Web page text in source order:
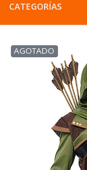
CATEGORÍAS
AGOTADO